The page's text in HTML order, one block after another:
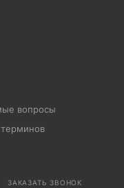
вопросы
ЗАКАЗАТЬ ЗВОНОК